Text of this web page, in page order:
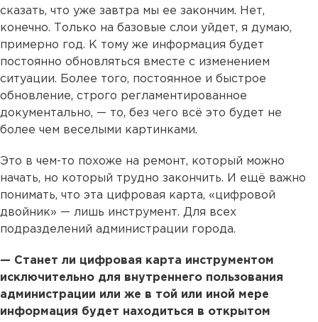
сказать, что уже завтра мы ее закончим. Нет,
конечно. Только на базовые слои уйдет, я думаю,
примерно год. К тому же информация будет
постоянно обновляться вместе с изменением
ситуации. Более того, постоянное и быстрое
обновление, строго регламентированное
документально, — то, без чего всё это будет не
более чем веселыми картинками.
Это в чем-то похоже на ремонт, который можно
начать, но который трудно закончить. И ещё важно
понимать, что эта цифровая карта, «цифровой
двойник» — лишь инструмент. Для всех
подразделений администрации города.
— Станет ли цифровая карта инструментом
исключительно для внутреннего пользования
администрации или же в той или иной мере
информация будет находиться в открытом